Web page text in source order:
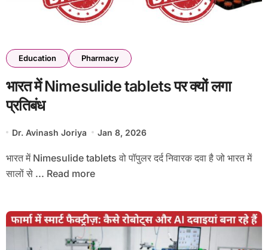
Education Pharmacy
भारत में Nimesulide tablets पर क्यों लगा
प्रतिबंध
Dr. Avinash Joriya Jan 8, 2026
भारत में Nimesulide tablets वो पॉपुलर दर्द निवारक दवा है जो भारत में
सालों से ... Read more